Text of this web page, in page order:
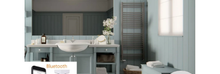
hviezdičiek.